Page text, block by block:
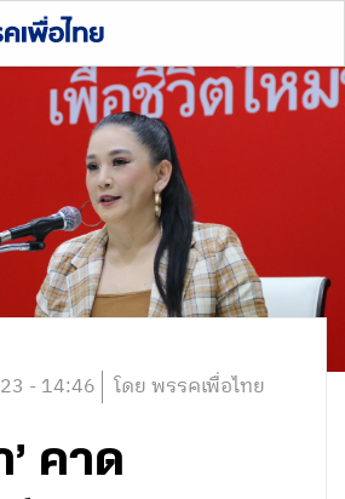
- 14:46 โดย พรรคเพื่อไทย
’ คาด